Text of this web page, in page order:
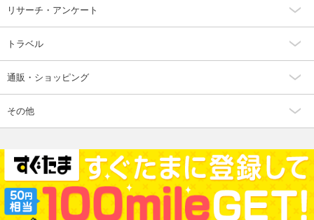
リサーチ・アンケート
トラベル
通販・ショッピング
その他